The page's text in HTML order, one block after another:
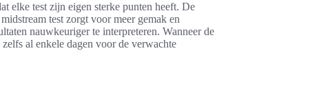
elke test zijn eigen sterke punten heeft. De
test zorgt voor meer gemak en
nauwkeuriger te interpreteren. Wanneer de
al enkele dagen voor de verwachte